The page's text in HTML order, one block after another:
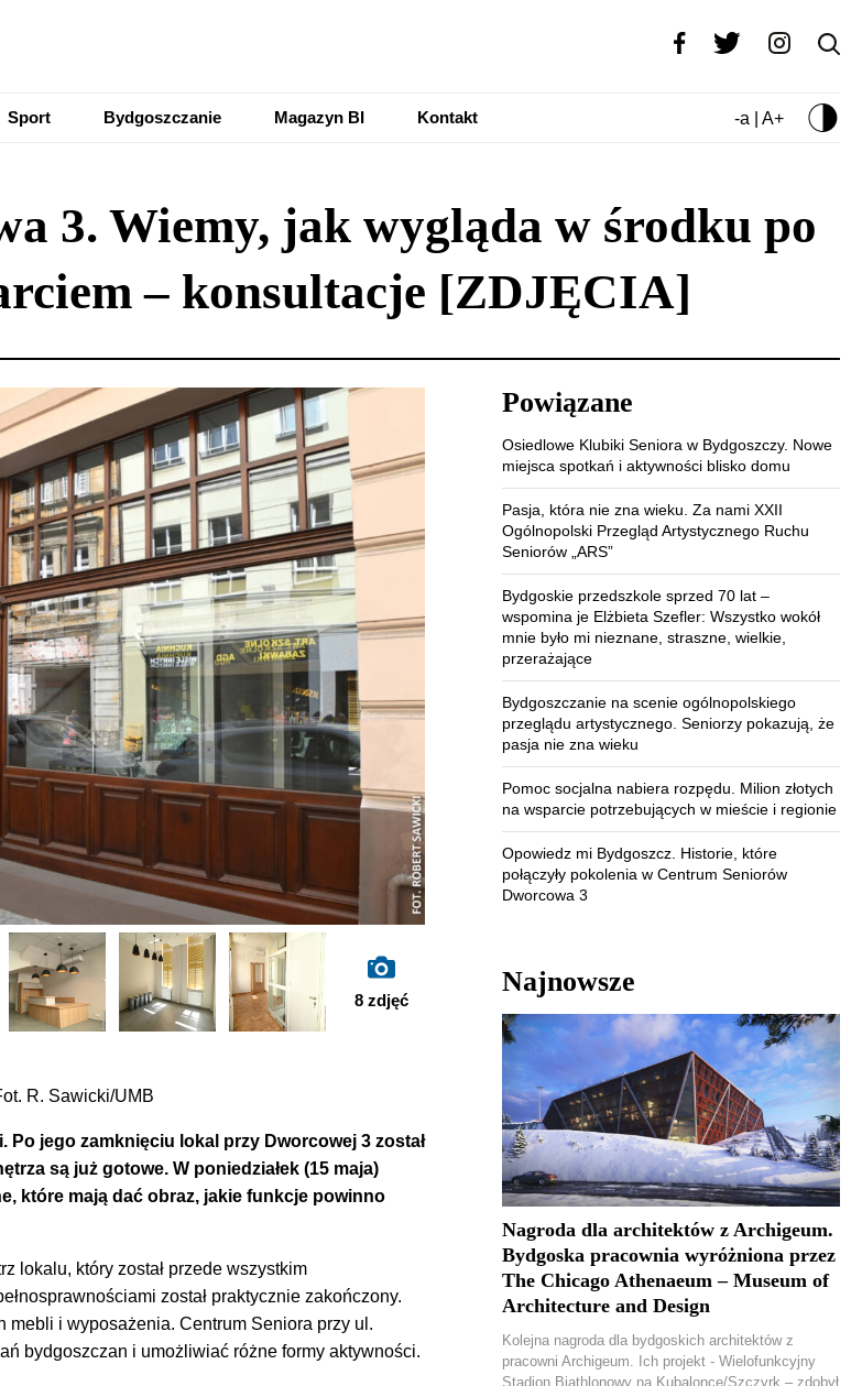
Sport Bydgoszczanie Magazyn BI Kontakt -a | A+
3. Wiemy, jak wygląda w środku po
– konsultacje [ZDJĘCIA]
8 zdjęć
R. Sawicki/UMB
Po jego zamknięciu lokal przy Dworcowej 3 został
są już gotowe. W poniedziałek (15 maja)
które mają dać obraz, jakie funkcje powinno
lokalu, który został przede wszystkim
został praktycznie zakończony.
i wyposażenia. Centrum Seniora przy ul.
bydgoszczan i umożliwiać różne formy aktywności.
Powiązane
Osiedlowe Klubiki Seniora w Bydgoszczy. Nowe
miejsca spotkań i aktywności blisko domu
Pasja, która nie zna wieku. Za nami XXII
Ogólnopolski Przegląd Artystycznego Ruchu
Seniorów „ARS”
Bydgoskie przedszkole sprzed 70 lat –
wspomina je Elżbieta Szefler: Wszystko wokół
mnie było mi nieznane, straszne, wielkie,
przerażające
Bydgoszczanie na scenie ogólnopolskiego
przeglądu artystycznego. Seniorzy pokazują, że
pasja nie zna wieku
Pomoc socjalna nabiera rozpędu. Milion złotych
na wsparcie potrzebujących w mieście i regionie
Opowiedz mi Bydgoszcz. Historie, które
połączyły pokolenia w Centrum Seniorów
Dworcowa 3
Najnowsze
Nagroda dla architektów z Archigeum.
Bydgoska pracownia wyróżniona przez
The Chicago Athenaeum – Museum of
Architecture and Design
Kolejna nagroda dla bydgoskich architektów z
pracowni Archigeum. Ich projekt - Wielofunkcyjny
Stadion Biathlonowy na Kubalonce/Szczyrk – zdobył